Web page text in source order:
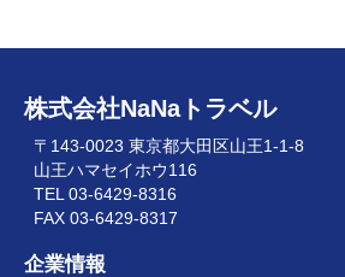
株式会社NaNaトラベル
〒143-0023 東京都大田区山王1-1-8
山王ハマセイホウ116
TEL 03-6429-8316
FAX 03-6429-8317
企業情報